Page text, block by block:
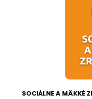
SOCIÁLNE A MÄKKÉ